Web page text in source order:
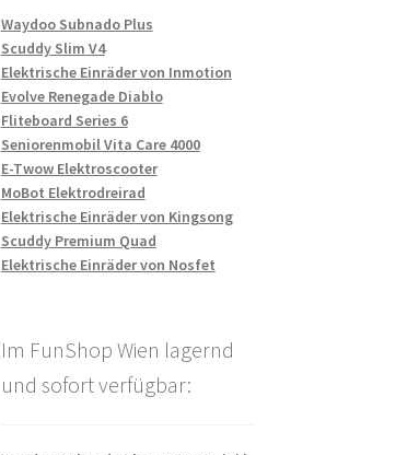
Waydoo Subnado Plus
Scuddy Slim V4
Elektrische Einräder von Inmotion
Evolve Renegade Diablo
Fliteboard Series 6
Seniorenmobil Vita Care 4000
E-Twow Elektroscooter
MoBot Elektrodreirad
Elektrische Einräder von Kingsong
Scuddy Premium Quad
Elektrische Einräder von Nosfet
Im FunShop Wien lagernd
und sofort verfügbar: